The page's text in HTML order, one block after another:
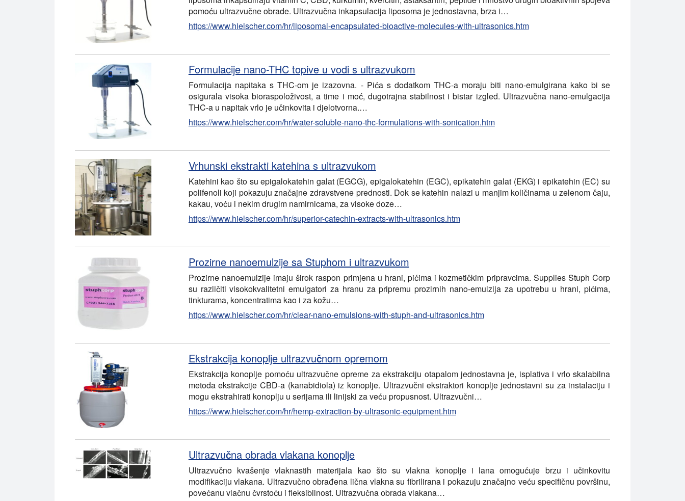
pomoću ultrazvučne obrade. Ultrazvučna inkapsulacija liposoma je jednostavna, brza i…
https://www.hielscher.com/hr/liposomal-encapsulated-bioactive-molecules-with-ultrasonics.htm
Formulacije nano-THC topive u vodi s ultrazvukom
Formulacija napitaka s THC-om je izazovna. - Pića s dodatkom THC-a moraju biti nano-emulgirana kako bi se
osigurala visoka bioraspoloživost, a time i moć, dugotrajna stabilnost i bistar izgled. Ultrazvučna nano-emulgacija
THC-a u napitak vrlo je učinkovita i djelotvorna.…
https://www.hielscher.com/hr/water-soluble-nano-thc-formulations-with-sonication.htm
Vrhunski ekstrakti katehina s ultrazvukom
Katehini kao što su epigalokatehin galat (EGCG), epigalokatehin (EGC), epikatehin galat (EKG) i epikatehin (EC) su
polifenoli koji pokazuju značajne zdravstvene prednosti. Dok se katehin nalazi u manjim količinama u zelenom čaju,
kakau, voću i nekim drugim namirnicama, za visoke doze…
https://www.hielscher.com/hr/superior-catechin-extracts-with-ultrasonics.htm
Prozirne nanoemulzije sa Stuphom i ultrazvukom
Prozirne nanoemulzije imaju širok raspon primjena u hrani, pićima i kozmetičkim pripravcima. Supplies Stuph Corp
su različiti visokokvalitetni emulgatori za hranu za pripremu prozirnih nano-emulzija za upotrebu u hrani, pićima,
tinkturama, koncentratima kao i za kožu…
https://www.hielscher.com/hr/clear-nano-emulsions-with-stuph-and-ultrasonics.htm
Ekstrakcija konoplje ultrazvučnom opremom
Ekstrakcija konoplje pomoću ultrazvučne opreme za ekstrakciju otapalom jednostavna je, isplativa i vrlo skalabilna
metoda ekstrakcije CBD-a (kanabidiola) iz konoplje. Ultrazvučni ekstraktori konoplje jednostavni su za instalaciju i
mogu ekstrahirati konoplju u serijama ili linijski za veću propusnost. Ultrazvučni…
https://www.hielscher.com/hr/hemp-extraction-by-ultrasonic-equipment.htm
Ultrazvučna obrada vlakana konoplje
Ultrazvučno kvašenje vlaknastih materijala kao što su vlakna konoplje i lana omogućuje brzu i učinkovitu
modifikaciju vlakana. Ultrazvučno obrađena lična vlakna su fibrilirana i pokazuju značajno veću specifičnu površinu,
povećanu vlačnu čvrstoću i fleksibilnost. Ultrazvučna obrada vlakana…